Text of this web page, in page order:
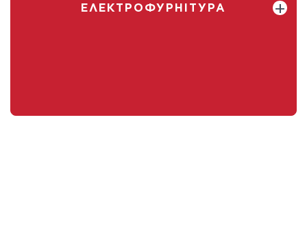
ЕЛЕКТРОФУРНІТУРА